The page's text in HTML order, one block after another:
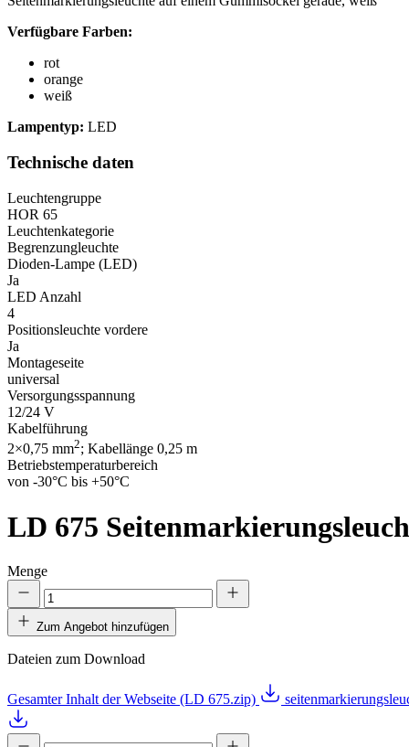
Verfügbare Farben:
rot
orange
weiß
Lampentyp: LED
Technische daten
Leuchtengruppe
HOR 65
Leuchtenkategorie
Begrenzungleuchte
Dioden-Lampe (LED)
Ja
LED Anzahl
4
Positionsleuchte vordere
Ja
Montageseite
universal
Versorgungsspannung
12/24 V
Kabelführung
2×0,75 mm2; Kabellänge 0,25 m
Betriebstemperaturbereich
von -30°C bis +50°C
LD 675
Menge
Zum Angebot hinzufügen
Dateien zum Download
Gesamter Inhalt der Webseite (LD 675.zip)